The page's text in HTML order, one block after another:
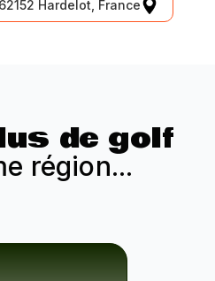
Hardelot, France
de golf
région...